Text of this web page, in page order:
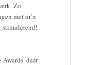
Zo
met m’n
stimulerend!
daar